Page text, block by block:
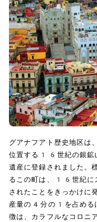
グアナフアト歴史地区は
位置する16世紀の銀
遺産に登録されました
るこの町は、16世紀に
されたことをきっかけ
産量の4分の1を占める
徴は、カラフルなコロニ